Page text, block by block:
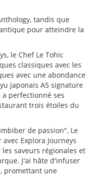
tandis que
pour atteindre la
le Chef Le Tohic
classiques avec les
avec une abondance
japonais A5 signature
perfectionné ses
trois étoiles du
de passion", Le
Explora Journeys
saveurs régionales et
J'ai hâte d'infuser
promettant une